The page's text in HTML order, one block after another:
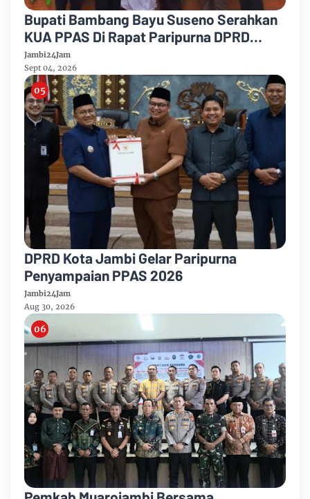
Bupati Bambang Bayu Suseno Serahkan
KUA PPAS Di Rapat Paripurna DPRD
Muarojambi
Jambi24Jam
Sept 04, 2026
DPRD Kota Jambi Gelar Paripurna
Penyampaian PPAS 2026
Jambi24Jam
Aug 30, 2026